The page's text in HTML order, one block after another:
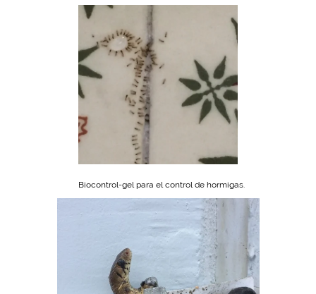
Biocontrol-gel para el control de hormigas.